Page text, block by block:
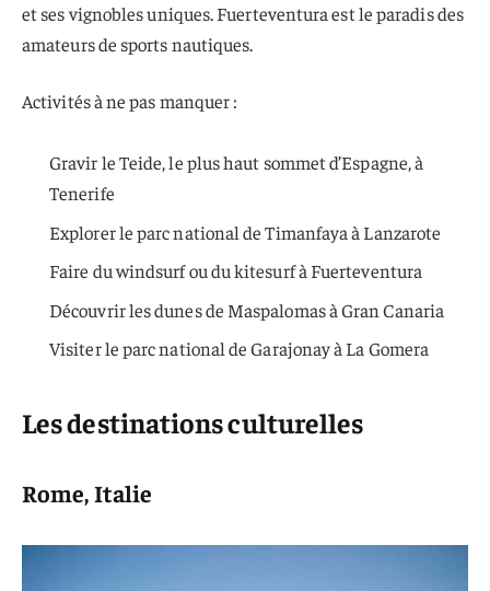
et ses vignobles uniques. Fuerteventura est le paradis des
amateurs de sports nautiques.
Activités à ne pas manquer :
Gravir le Teide, le plus haut sommet d’Espagne, à
Tenerife
Explorer le parc national de Timanfaya à Lanzarote
Faire du windsurf ou du kitesurf à Fuerteventura
Découvrir les dunes de Maspalomas à Gran Canaria
Visiter le parc national de Garajonay à La Gomera
Les destinations culturelles
Rome, Italie